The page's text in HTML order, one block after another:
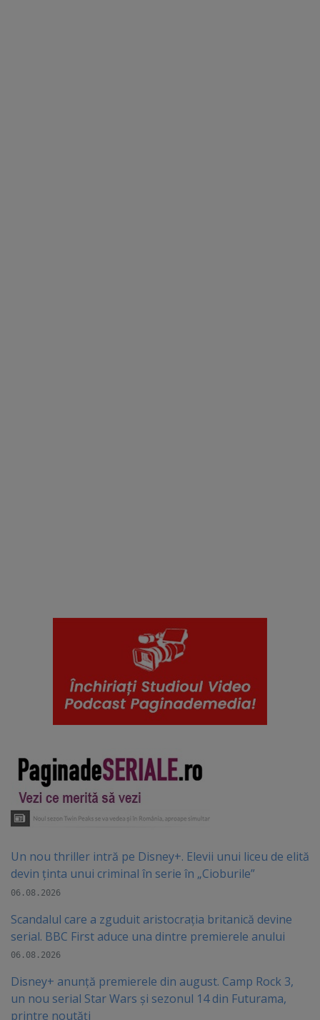
Un nou thriller intră pe Disney+. Elevii unui liceu de elită
devin ținta unui criminal în serie în „Cioburile”
06.08.2026
Scandalul care a zguduit aristocrația britanică devine
serial. BBC First aduce una dintre premierele anului
06.08.2026
Disney+ anunță premierele din august. Camp Rock 3,
un nou serial Star Wars și sezonul 14 din Futurama,
printre noutăți